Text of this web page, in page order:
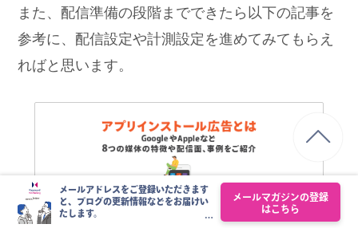
また、配信準備の段階までできたら以下の記事を
参考に、配信設定や計測設定を進めてみてもらえ
ればと思います。
メールアドレスをご登録いただきます
と、ブログの更新情報などをお届けい
たします。
メールマガジンの登録
はこちら